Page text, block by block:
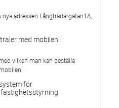
adressen Långtradargatan1A,
med mobilen!
vilken man kan beställa
för